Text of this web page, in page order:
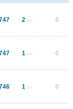
2 м/с 0
1 м/с 0
1 м/с 0